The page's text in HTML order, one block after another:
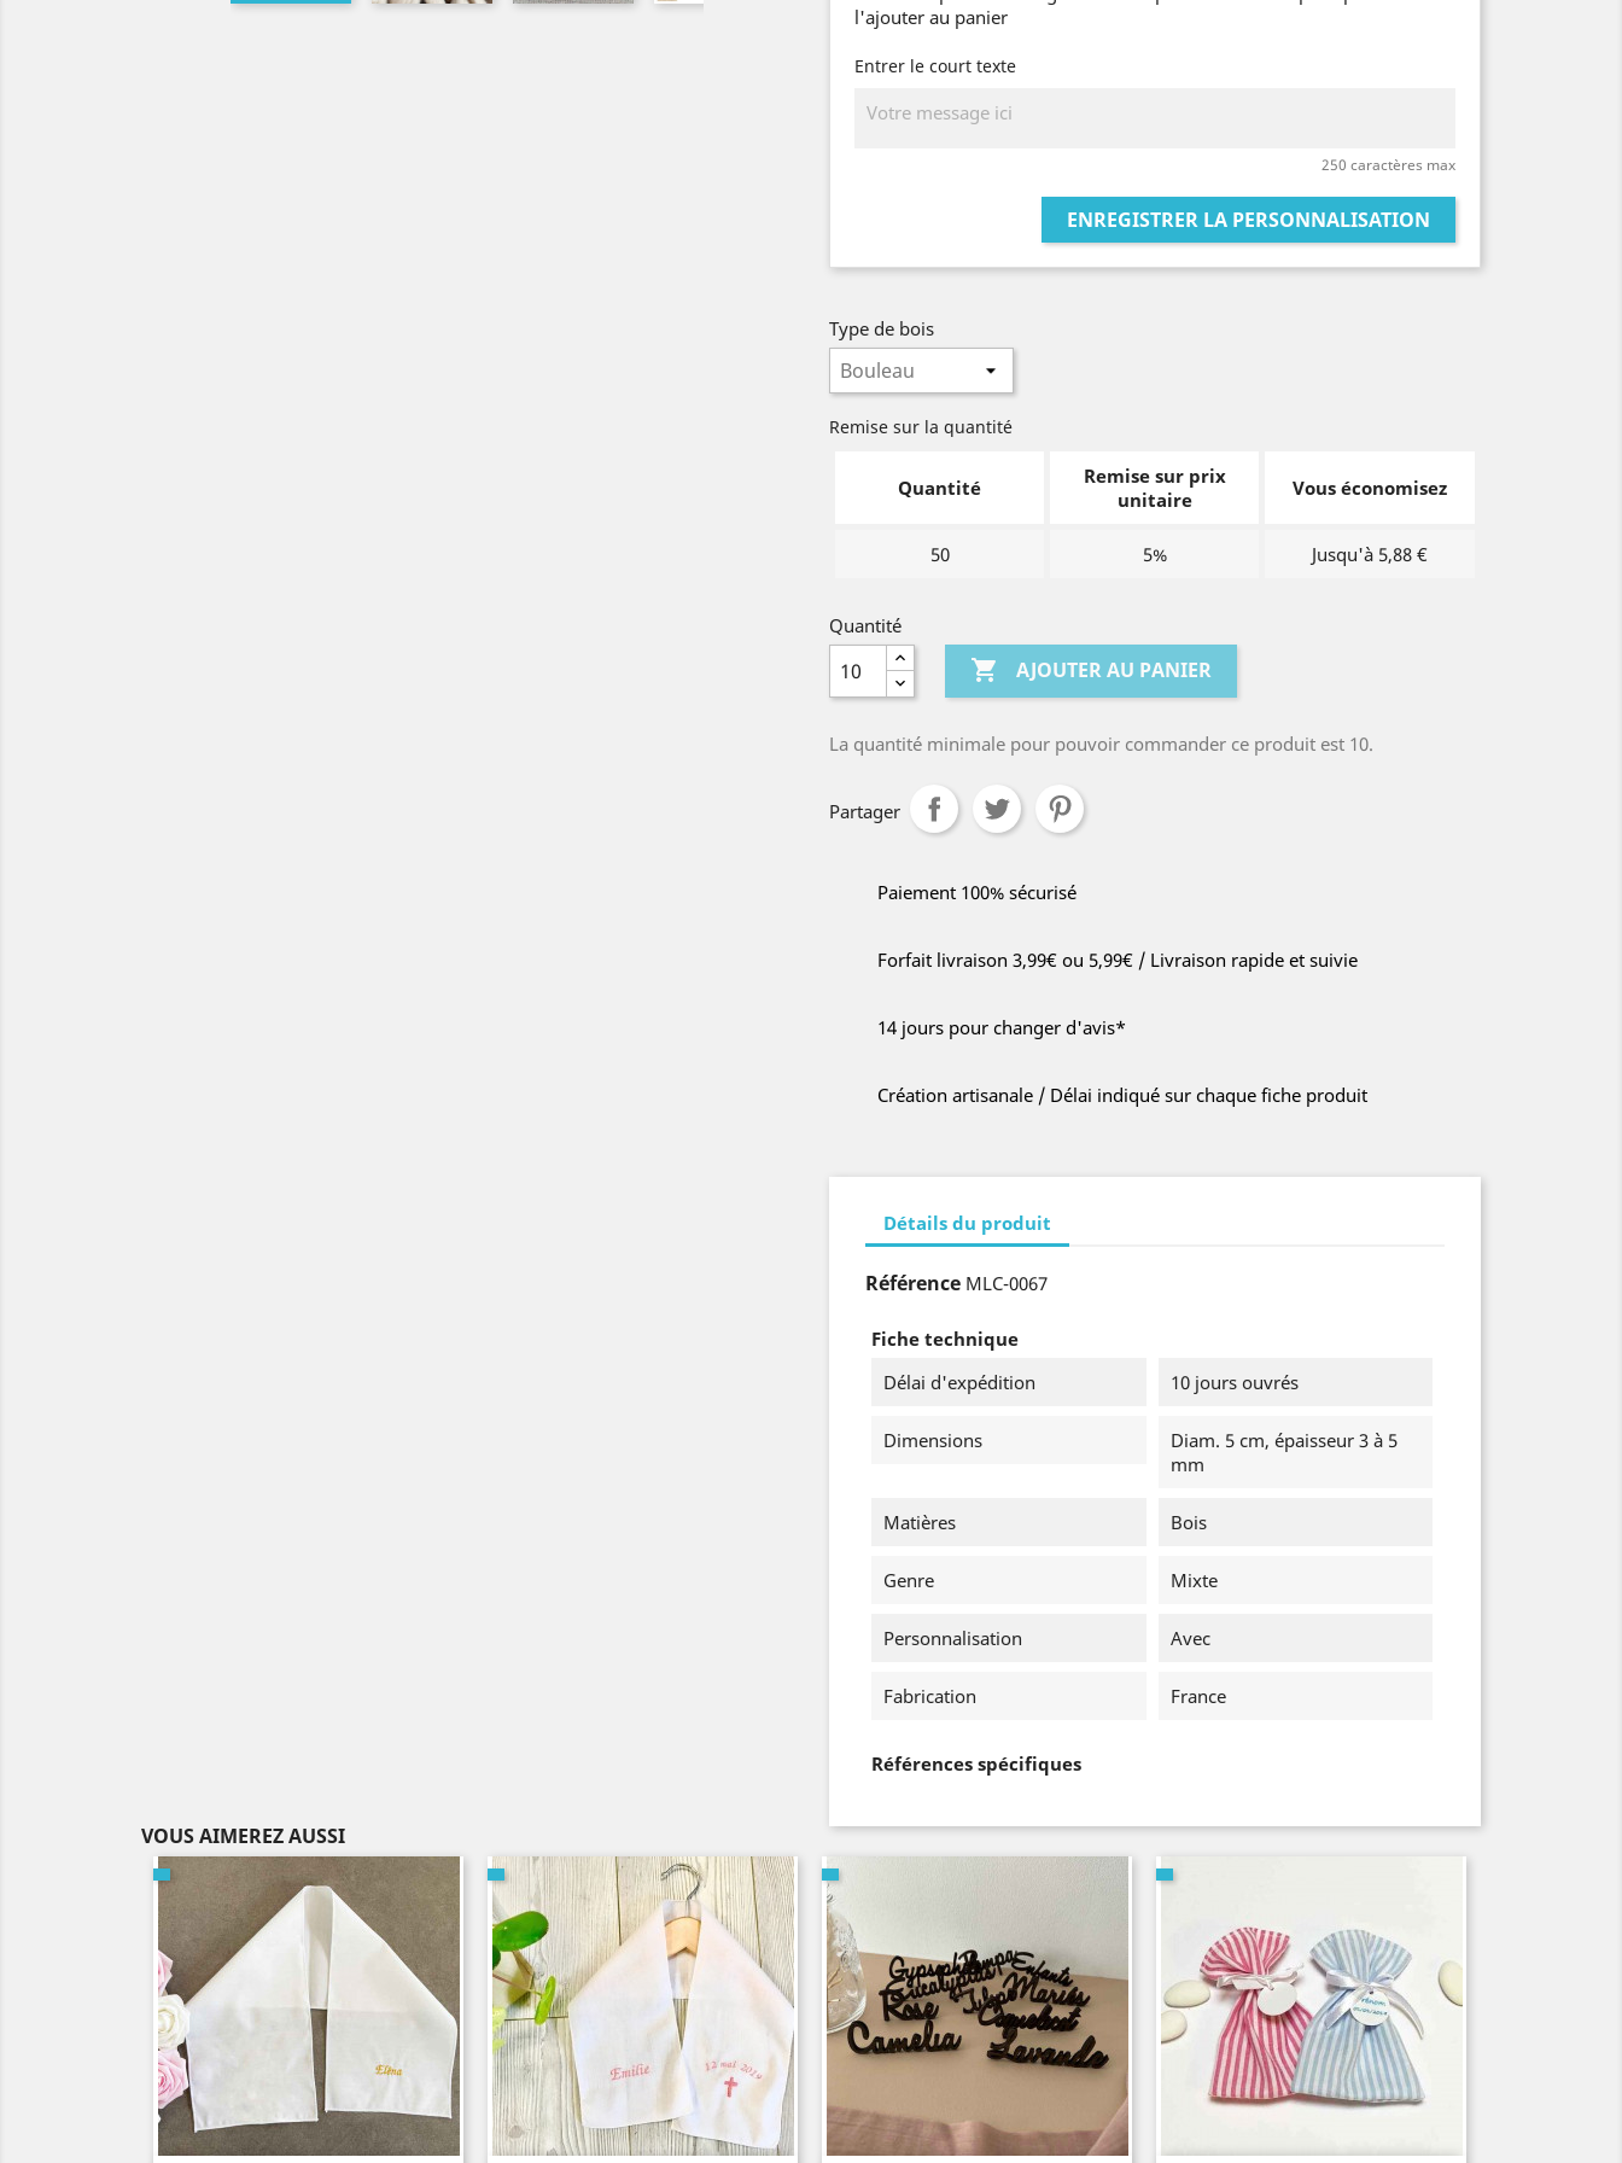
l'ajouter au panier
Entrer le court texte
250 caractères max
ENREGISTRER LA PERSONNALISATION
Type de bois
Remise sur la quantité
Quantité
Remise sur prix
unitaire
Vous économisez
50 5% Jusqu'à 5,88 €
Quantité
 AJOUTER AU PANIER
La quantité minimale pour pouvoir commander ce produit est 10.
Partager
Paiement 100% sécurisé
Forfait livraison 3,99€ ou 5,99€ / Livraison rapide et suivie
14 jours pour changer d'avis*
Création artisanale / Délai indiqué sur chaque fiche produit
Détails du produit
Référence MLC-0067
Fiche technique
Délai d'expédition
10 jours ouvrés
Dimensions
Diam. 5 cm, épaisseur 3 à 5
mm
Matières Bois
Genre Mixte
Personnalisation Avec
Fabrication France
Références spécifiques
VOUS AIMEREZ AUSSI